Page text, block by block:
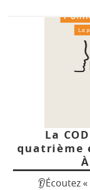
La
quatrième
👂Écoutez